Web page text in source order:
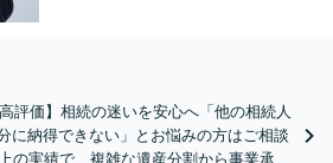
評価】相続の迷いを安心へ「他の相続人
に納得できない」とお悩みの方はご相談
の実績で、複雑な遺産分割から事業承継